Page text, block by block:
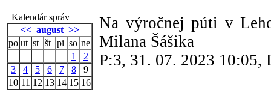
Kalendár správ
<< august >>
po ut st št pi so ne
1
2
3
4 5 6 7 8
9
10 11 12 13 14 15 16
Na výročnej púti v
Milana Šášika
P:3, 31. 07. 2023 10:05,